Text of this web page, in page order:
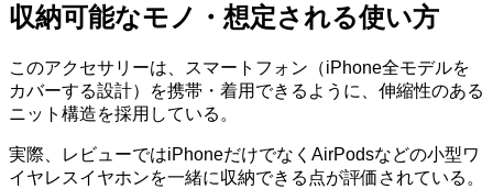
収納可能なモノ・想定される使い方
このアクセサリーは、スマートフォン（iPhone全モデルを
カバーする設計）を携帯・着用できるように、伸縮性のある
ニット構造を採用している。
実際、レビューではiPhoneだけでなくAirPodsなどの小型ワ
イヤレスイヤホンを一緒に収納できる点が評価されている。